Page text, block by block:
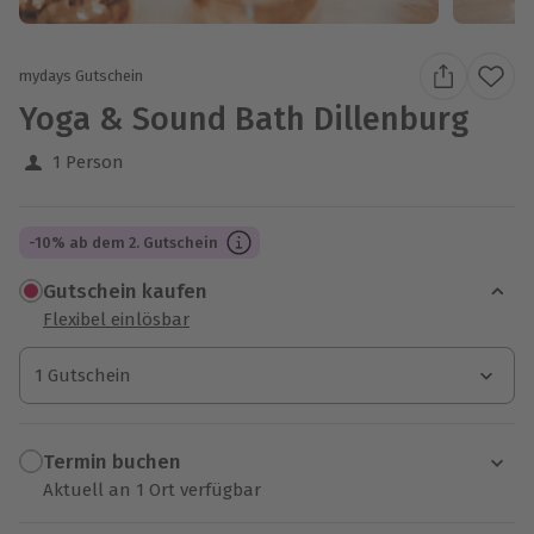
mydays Gutschein
Yoga & Sound Bath Dillenburg
1 Person
-10% ab dem 2. Gutschein
Gutschein kaufen
Flexibel einlösbar
1 Gutschein
1 Gutschein
1 Gutschein
Termin buchen
Aktuell an 1 Ort verfügbar